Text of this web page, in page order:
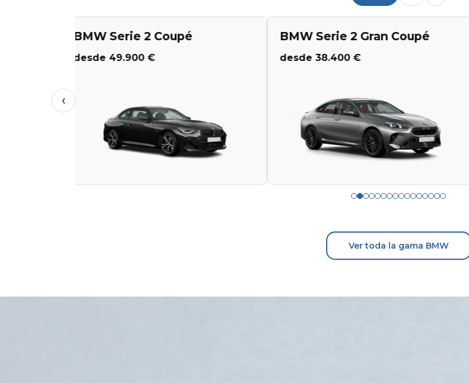
‹
BMW Serie 2 Gran Coupé
desde 38.400 €
BMW Serie 2 Active Tourer
desde 42.250 €
Ver toda la gama BMW